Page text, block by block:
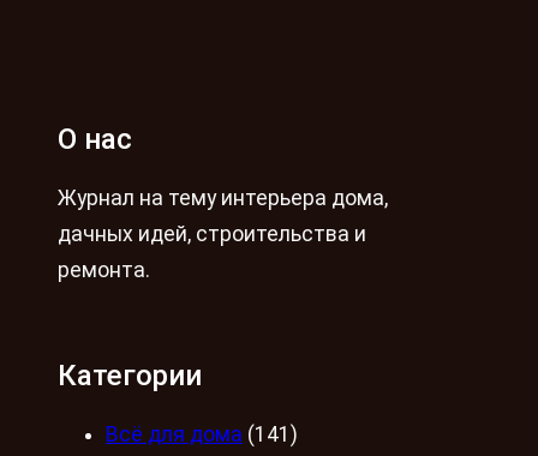
О нас
Журнал на тему интерьера дома,
дачных идей, строительства и
ремонта.
Категории
Всё для дома (141)